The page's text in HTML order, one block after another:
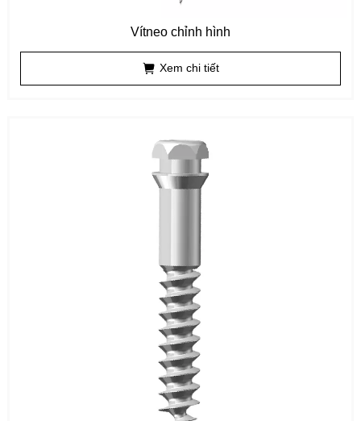
Vítneo chỉnh hình
Xem chi tiết